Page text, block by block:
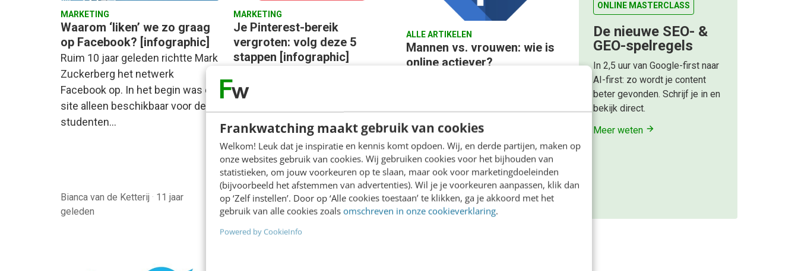
Frankwatching maakt gebruik van cookies
Welkom! Leuk dat je inspiratie en kennis komt opdoen. Wij, en derde partijen, maken op
onze websites gebruik van cookies. Wij gebruiken cookies voor het bijhouden van
statistieken, om jouw voorkeuren op te slaan, maar ook voor marketingdoeleinden
(bijvoorbeeld het afstemmen van advertenties). Wil je je voorkeuren aanpassen, klik dan
op ‘Zelf instellen’. Door op ‘Alle cookies toestaan’ te klikken, ga je akkoord met het
gebruik van alle cookies zoals omschreven in onze cookieverklaring.
Powered by CookieInfo
MARKETING
Waarom ‘liken’ we zo graag
op Facebook? [infographic]
Ruim 10 jaar geleden richtte Mark
Zuckerberg het netwerk
Facebook op. In het begin was de
site alleen beschikbaar voor de
studenten…
Bianca van de Ketterij · 11 jaar
geleden
MARKETING
Je Pinterest-bereik
vergroten: volg deze 5
stappen [infographic]
het zeker. Pinterest is hét
niet links mag laten liggen.
Maandelijks stijgt het aantal…
Bianca van de Ketterij· 11 jaar
geleden
ALLE ARTIKELEN
Mannen vs. vrouwen: wie is
online actiever?
Nationale Social Media
Onderzoek 2015. Daaruit blijkt dat
Instagram en Pinterest meer
terrein winnen, Twitter meer
Nederlandse…
Bianca van de Ketterij· 12 jaar
geleden
ONLINE MASTERCLASS
De nieuwe SEO- &
GEO-spelregels
In 2,5 uur van Google-first naar
AI-first: zo wordt je content
beter gevonden. Schrijf je in en
bekijk direct.
Meer weten